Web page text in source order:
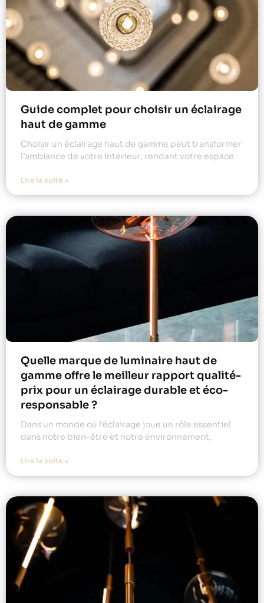
Guide complet pour choisir un éclairage
haut de gamme
Choisir un éclairage haut de gamme peut transformer
l’ambiance de votre intérieur, rendant votre espace
Lire la suite »
Quelle marque de luminaire haut de
gamme offre le meilleur rapport qualité-
prix pour un éclairage durable et éco-
responsable ?
Dans un monde où l’éclairage joue un rôle essentiel
dans notre bien-être et notre environnement,
Lire la suite »